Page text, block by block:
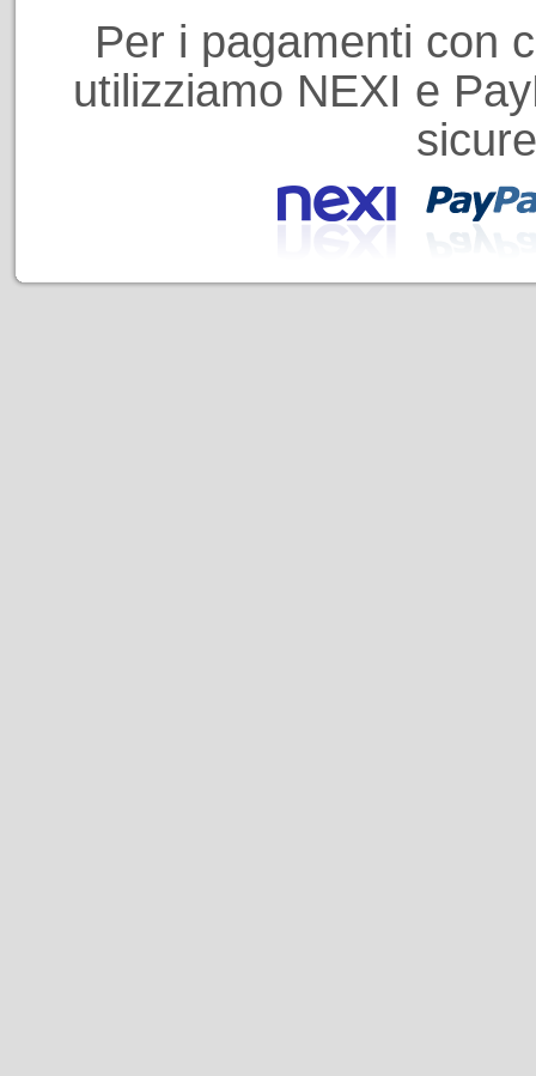
Per i pagamenti con
utilizziamo NEXI e